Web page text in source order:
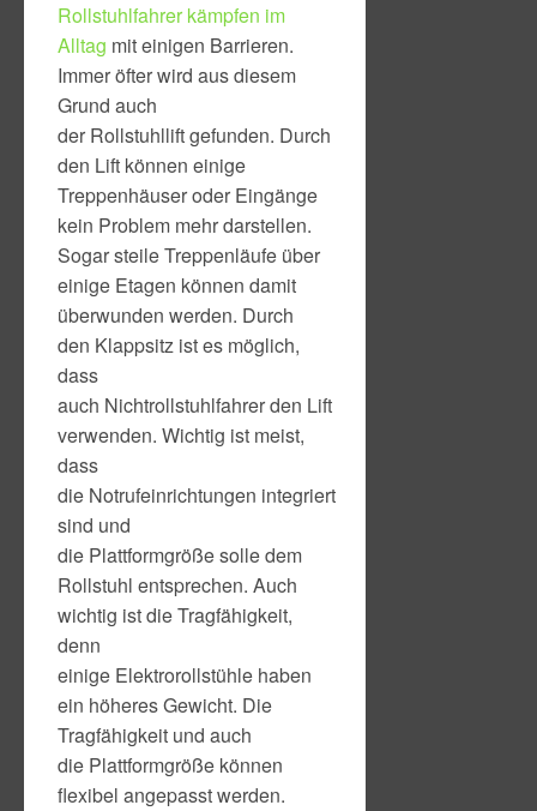
Rollstuhlfahrer kämpfen im
Alltag mit einigen Barrieren.
Immer öfter wird aus diesem
Grund auch
der Rollstuhllift gefunden. Durch
den Lift können einige
Treppenhäuser oder Eingänge
kein Problem mehr darstellen.
Sogar steile Treppenläufe über
einige Etagen können damit
überwunden werden. Durch
den Klappsitz ist es möglich,
dass
auch Nichtrollstuhlfahrer den Lift
verwenden. Wichtig ist meist,
dass
die Notrufeinrichtungen integriert
sind und
die Plattformgröße solle dem
Rollstuhl entsprechen. Auch
wichtig ist die Tragfähigkeit,
denn
einige Elektrorollstühle haben
ein höheres Gewicht. Die
Tragfähigkeit und auch
die Plattformgröße können
flexibel angepasst werden.